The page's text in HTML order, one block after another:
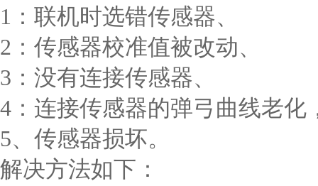
1：联机时选错传感器、
2：传感器校准值被改动、
3：没有连接传感器、
4：连接传感器的弹弓曲线老化
5、传感器损坏。
解决方法如下：